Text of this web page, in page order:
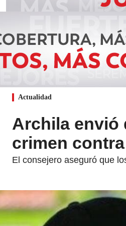
Actualidad
Archila envió
crimen
El consejero aseguró que